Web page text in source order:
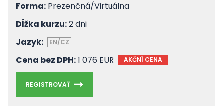
Forma: Prezenčná/Virtuálna
Dĺžka kurzu:2 dni
Jazyk:
EN/CZ
Cena bez DPH:1 076 EUR AKČNÍ CENA
REGISTROVAŤ